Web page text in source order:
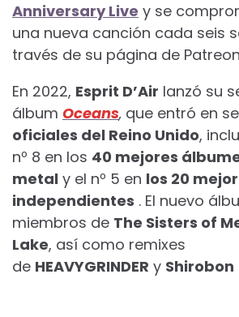
Anniversary Live y se
una nueva canción cada seis
través de su página de
En 2022, Esprit D’Air lanzó su
álbum Oceans, que entró en
oficiales del Reino Unido,
nº 8 en los 40 mejores
metal y el nº 5 en los 20
independientes . El nuevo
miembros de The Sisters of
Lake, así como remixes
de HEAVYGRINDER y Shirobon